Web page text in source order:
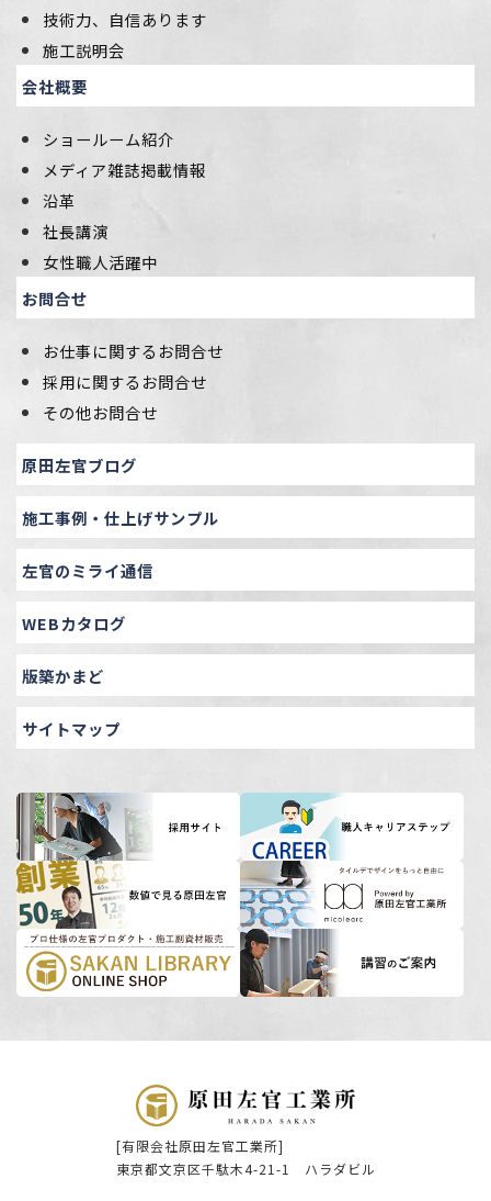
技術力、自信あります
施工説明会
会社概要
ショールーム紹介
メディア雑誌掲載情報
沿革
社長講演
女性職人活躍中
お問合せ
お仕事に関するお問合せ
採用に関するお問合せ
その他お問合せ
原田左官ブログ
施工事例・仕上げサンプル
左官のミライ通信
WEBカタログ
版築かまど
サイトマップ
[有限会社原田左官工業所]
東京都文京区千駄木4-21-1 ハラダビル